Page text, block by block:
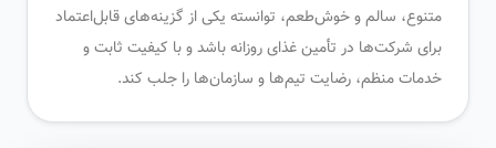
متنوع، سالم و خوش‌طعم، توانسته یکی از گزینه‌های قابل‌اعتماد
برای شرکت‌ها در تأمین غذای روزانه باشد و با کیفیت ثابت و
خدمات منظم، رضایت تیم‌ها و سازمان‌ها را جلب کند.